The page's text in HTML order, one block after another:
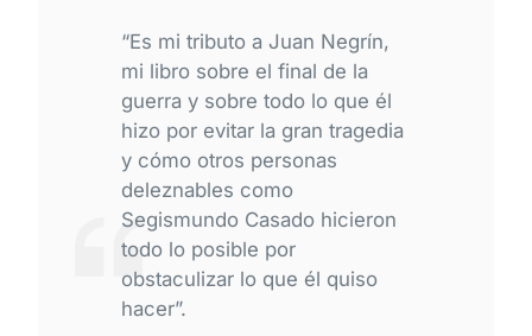
“Es mi tributo a Juan Negrín,
mi libro sobre el final de la
guerra y sobre todo lo que él
hizo por evitar la gran tragedia
y cómo otros personas
deleznables como
Segismundo Casado hicieron
todo lo posible por
obstaculizar lo que él quiso
hacer”.